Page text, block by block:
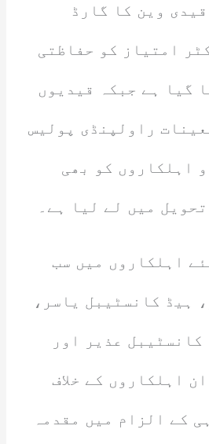
وین کا گارڈ
امتیاز کو حفاظتی
گیا ہے جبکہ قیدیوں
راولپنڈی پولیس
اہلکاروں کو بھی
میں لے لیا ہے۔
اہلکاروں میں سب
ہیڈ کانسٹیبل یاسر،
عذیر اور
اہلکاروں کے خلاف
کے الزام میں مقدمہ